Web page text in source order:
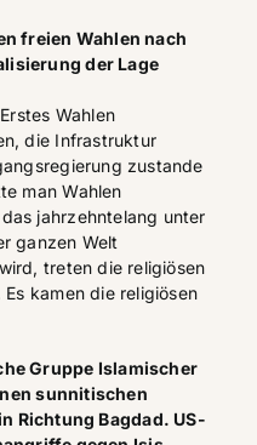
freien Wahlen nach
der Lage
Wahlen
die Infrastruktur
zustande
man Wahlen
jahrzehntelang unter
ganzen Welt
treten die religiösen
kamen die religiösen
Gruppe Islamischer
sunnitischen
Richtung Bagdad. US-